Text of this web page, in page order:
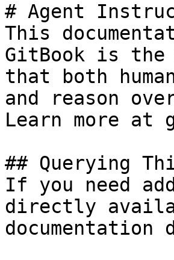
# Agent
This
GitBook is the
that both
and reason
Learn more at
## Querying
If you need
directly